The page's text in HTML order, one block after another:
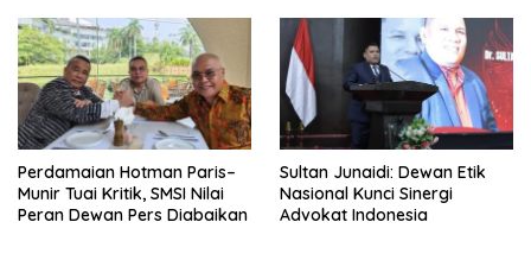
Perdamaian Hotman Paris–
Munir Tuai Kritik, SMSI Nilai
Peran Dewan Pers Diabaikan
Sultan Junaidi: Dewan Etik
Nasional Kunci Sinergi
Advokat Indonesia